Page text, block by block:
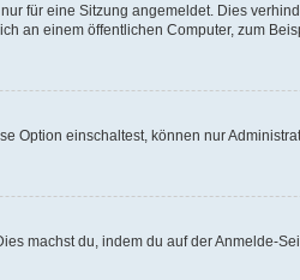
für eine Sitzung angemeldet. Dies
an einem öffentlichen Computer, zum
Option einschaltest, können nur
machst du, indem du auf der Anmelde-